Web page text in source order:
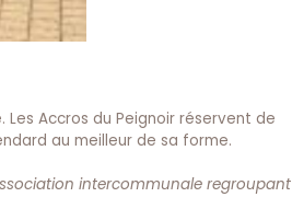
Accros du Peignoir réservent de
au meilleur de sa forme.
intercommunale regroupant